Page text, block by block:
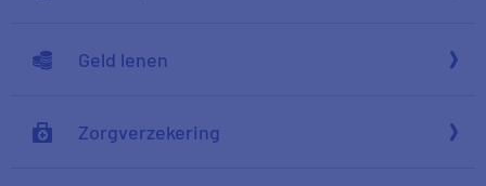
Y Geld lenen
z Zorgverzekering